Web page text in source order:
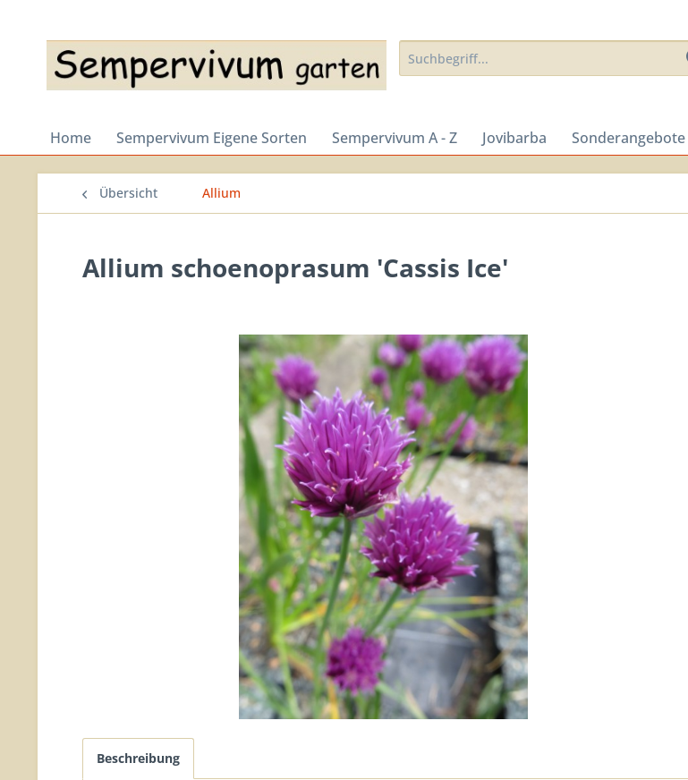
Home Sempervivum Eigene Sorten Sempervivum A - Z Jovibarba Sonderangebote
Übersicht Allium
Allium schoenoprasum 'Cassis Ice'
Beschreibung